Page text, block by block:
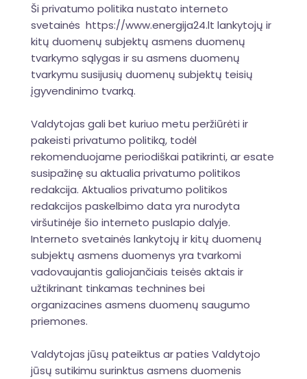
Ši privatumo politika nustato interneto
svetainės https://www.energija24.lt lankytojų ir
kitų duomenų subjektų asmens duomenų
tvarkymo sąlygas ir su asmens duomenų
tvarkymu susijusių duomenų subjektų teisių
įgyvendinimo tvarką.
Valdytojas gali bet kuriuo metu peržiūrėti ir
pakeisti privatumo politiką, todėl
rekomenduojame periodiškai patikrinti, ar esate
susipažinę su aktualia privatumo politikos
redakcija. Aktualios privatumo politikos
redakcijos paskelbimo data yra nurodyta
viršutinėje šio interneto puslapio dalyje.
Interneto svetainės lankytojų ir kitų duomenų
subjektų asmens duomenys yra tvarkomi
vadovaujantis galiojančiais teisės aktais ir
užtikrinant tinkamas technines bei
organizacines asmens duomenų saugumo
priemones.
Valdytojas jūsų pateiktus ar paties Valdytojo
jūsų sutikimu surinktus asmens duomenis